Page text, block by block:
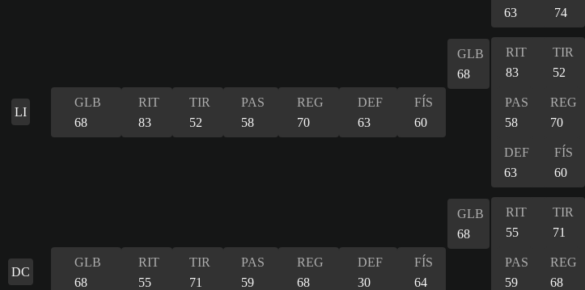
63
74
LI
GLB
68
RIT
83
TIR
52
PAS
58
REG
70
DEF
63
FÍS
60
GLB
68
RIT
83
TIR
52
PAS
58
REG
70
DEF
63
FÍS
60
DC
GLB
68
RIT
55
TIR
71
PAS
59
REG
68
DEF
30
FÍS
64
GLB
68
RIT
55
TIR
71
PAS
59
REG
68